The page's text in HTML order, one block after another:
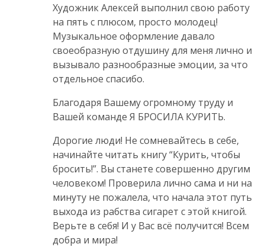
Художник Алексей выполнил свою работу
на пять с плюсом, просто молодец!
Музыкальное оформление давало
своеобразную отдушину для меня лично и
вызывало разнообразные эмоции, за что
отдельное спасибо.
Благодаря Вашему огромному труду и
Вашей команде Я БРОСИЛА КУРИТЬ.
Дорогие люди! Не сомневайтесь в себе,
начинайте читать книгу “Курить, чтобы
бросить!”. Вы станете совершенно другим
человеком! Проверила лично сама и ни на
минуту не пожалела, что начала этот путь
выхода из рабства сигарет с этой книгой.
Верьте в себя! И у Вас всё получится! Всем
добра и мира!